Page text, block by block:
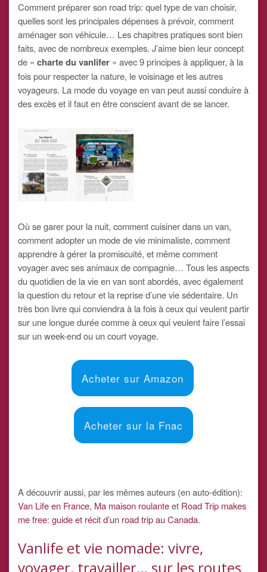
Comment préparer son road trip: quel type de van choisir,
quelles sont les principales dépenses à prévoir, comment
aménager son véhicule… Les chapitres pratiques sont bien
faits, avec de nombreux exemples. J’aime bien leur concept
de « charte du vanlifer » avec 9 principes à appliquer, à la
fois pour respecter la nature, le voisinage et les autres
voyageurs. La mode du voyage en van peut aussi conduire à
des excès et il faut en être conscient avant de se lancer.
Où se garer pour la nuit, comment cuisiner dans un van,
comment adopter un mode de vie minimaliste, comment
apprendre à gérer la promiscuité, et même comment
voyager avec ses animaux de compagnie… Tous les aspects
du quotidien de la vie en van sont abordés, avec également
la question du retour et la reprise d’une vie sédentaire. Un
très bon livre qui conviendra à la fois à ceux qui veulent partir
sur une longue durée comme à ceux qui veulent faire l’essai
sur un week-end ou un court voyage.
Acheter sur Amazon
Acheter sur la Fnac
A découvrir aussi, par les mêmes auteurs (en auto-édition):
Van Life en France, Ma maison roulanteet Road Trip makes
me free: guide et récit d’un road trip au Canada.
Vanlife et vie nomade: vivre,
voyager, travailler… sur les routes